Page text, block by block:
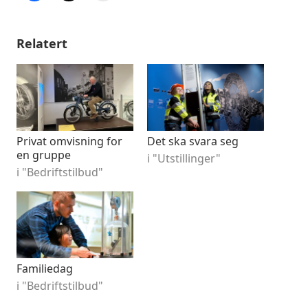
Relatert
Privat omvisning for
en gruppe
i "Bedriftstilbud"
Det ska svara seg
i "Utstillinger"
Familiedag
i "Bedriftstilbud"